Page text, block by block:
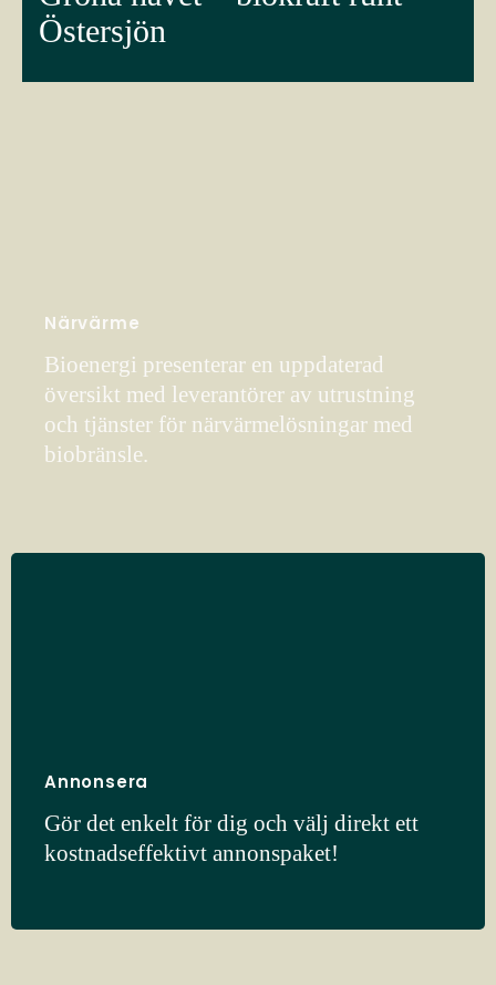
Östersjön
Närvärme
Bioenergi presenterar en uppdaterad
översikt med leverantörer av utrustning
och tjänster för närvärmelösningar med
biobränsle.
Annonsera
Gör det enkelt för dig och välj direkt ett
kostnadseffektivt annonspaket!